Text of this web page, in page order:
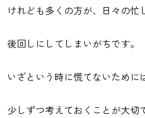
けれども多くの方が、日々の忙
後回しにしてしまいがちです。
いざという時に慌てないために
少しずつ考えておくことが大切